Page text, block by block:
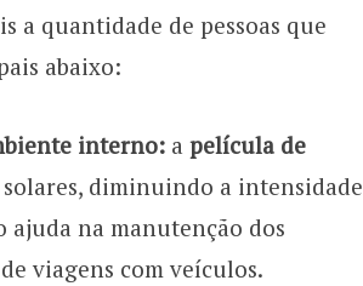
a quantidade de pessoas que
abaixo:
interno:a película de
diminuindo a intensidade
ajuda na manutenção dos
viagens com veículos.